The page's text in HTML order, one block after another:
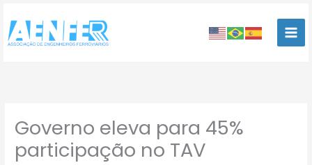
para
conteúdo
Governo eleva para 45%
participação no TAV